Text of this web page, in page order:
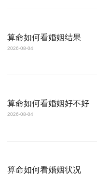
算命如何看婚姻结果
2026-08-04
算命如何看婚姻好不好
2026-08-04
算命如何看婚姻状况